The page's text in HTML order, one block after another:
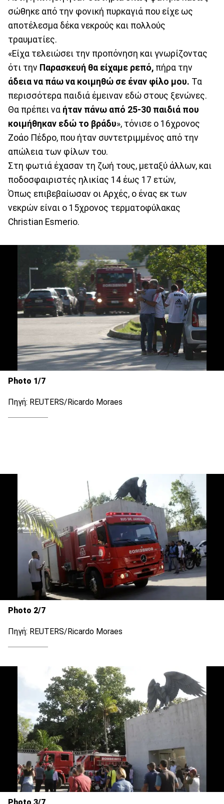
σώθηκε από την φονική πυρκαγιά που είχε ως
αποτέλεσμα δέκα νεκρούς και πολλούς
τραυματίες.
«Είχα τελειώσει την προπόνηση και γνωρίζοντας
ότι την Παρασκευή θα είχαμε ρεπό, πήρα την
άδεια να πάω να κοιμηθώ σε έναν φίλο μου. Τα
περισσότερα παιδιά έμειναν εδώ στους ξενώνες.
Θα πρέπει να ήταν πάνω από 25-30 παιδιά που
κοιμήθηκαν εδώ το βράδυ», τόνισε ο 16χρονος
Ζοάο Πέδρο, που ήταν συντετριμμένος από την
απώλεια των φίλων του.
Στη φωτιά έχασαν τη ζωή τους, μεταξύ άλλων, και
ποδοσφαιριστές ηλικίας 14 έως 17 ετών,
Όπως επιβεβαίωσαν οι Αρχές, ο ένας εκ των
νεκρών είναι ο 15χρονος τερματοφύλακας
Christian Esmerio.
Photo 1/7
Πηγή: REUTERS/Ricardo Moraes
Photo 2/7
Πηγή: REUTERS/Ricardo Moraes